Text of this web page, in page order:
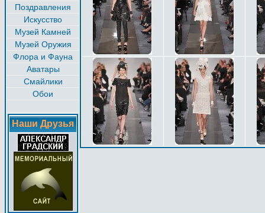
Поздравления
Искусство
Музей Камней
Музей Оружия
Флора и Фауна
Аватары
Смайлики
Обои
Наши Друзья